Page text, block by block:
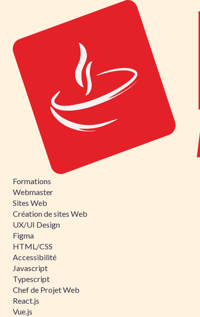
Formations
Webmaster
Sites Web
Création de sites Web
UX/UI Design
Figma
HTML/CSS
Accessibilité
Javascript
Typescript
Chef de Projet Web
React.js
Vue.js